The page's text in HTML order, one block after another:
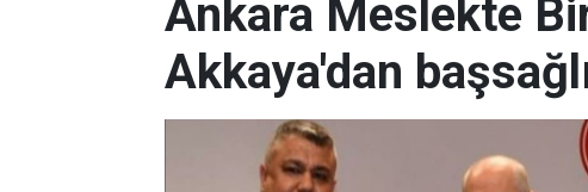
Ankara Meslekte
Akkaya'dan